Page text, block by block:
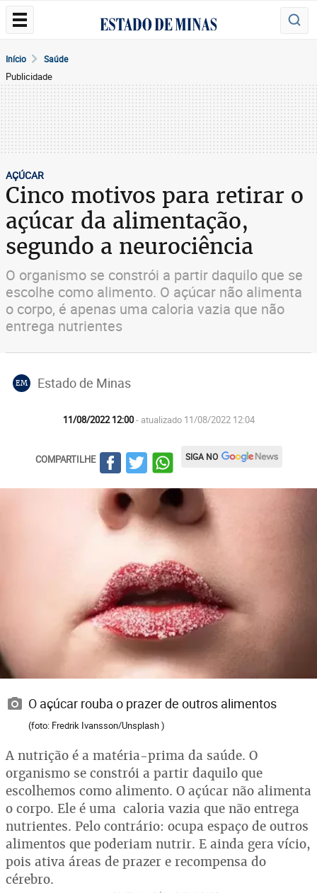
Início Saúde
Publicidade
AÇÚCAR
Cinco motivos para retirar o
açúcar da alimentação,
segundo a neurociência
O organismo se constrói a partir daquilo que se
escolhe como alimento. O açúcar não alimenta
o corpo, é apenas uma caloria vazia que não
entrega nutrientes
EM Estado de Minas
11/08/2022 12:00- atualizado 11/08/2022 12:04
COMPARTILHE SIGA NO
O açúcar rouba o prazer de outros alimentos
(foto: Fredrik Ivansson/Unsplash )
A nutrição é a matéria-prima da saúde. O
organismo se constrói a partir daquilo que
escolhemos como alimento. O açúcar não alimenta
o corpo. Ele é uma caloria vazia que não entrega
nutrientes. Pelo contrário: ocupa espaço de outros
alimentos que poderiam nutrir. E ainda gera vício,
pois ativa áreas de prazer e recompensa do
cérebro.